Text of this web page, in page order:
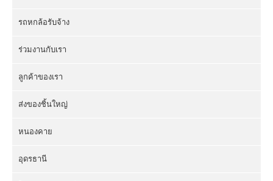
รถหกล้อรับจ้าง
ร่วมงานกับเรา
ลูกค้าของเรา
ส่งของชิ้นใหญ่
หนองคาย
อุดรธานี